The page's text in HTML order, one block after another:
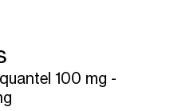
100 mg -